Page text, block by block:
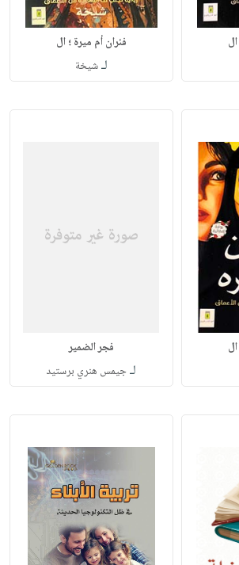
فئران أم ميرة ؛ ال
لـشيخة
فجر الضمير
لـجيمس هنري برستيد